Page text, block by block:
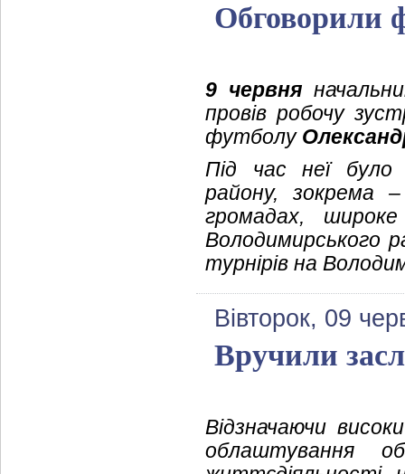
Обговорили
9 червня
провів робочу
футболу
Під час неї було
району, зокрема
громадах,
Володимирського
турнірів на
Вівторок, 09
Вручили
Відзначаючи
облаштування